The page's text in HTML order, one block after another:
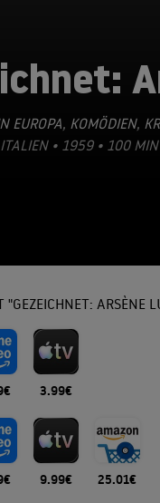
EUROPA, KOMÖDIEN,
ITALIEN • 1959 • 100 MIN
"GEZEICHNET: ARSÈNE
3.99€
9.99€ 25.01€